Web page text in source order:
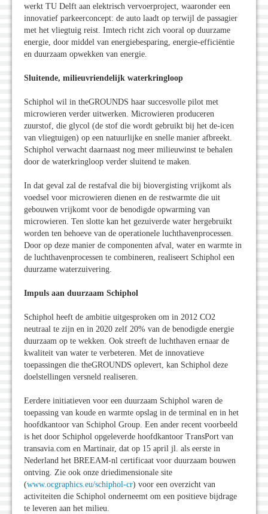
werkt TU Delft aan elektrisch vervoerproject, waaronder een
innovatief parkeerconcept: de auto laadt op terwijl de passagier
met het vliegtuig reist. Imtech richt zich vooral op duurzame
energie, door middel van energiebesparing, energie-efficiëntie
en duurzaam opwekken van energie.
Sluitende, milieuvriendelijk waterkringloop
Schiphol wil in theGROUNDS haar succesvolle pilot met
microwieren verder uitwerken. Microwieren produceren
zuurstof, die glycol (de stof die wordt gebruikt bij het de-icen
van vliegtuigen) op een natuurlijke en snelle manier afbreekt.
Schiphol verwacht daarnaast nog meer milieuwinst te behalen
door de waterkringloop verder sluitend te maken.
In dat geval zal de restafval die bij biovergisting vrijkomt als
voedsel voor microwieren dienen en de restwarmte die uit
gebouwen vrijkomt voor de benodigde opwarming van
microwieren. Ten slotte kan het gezuiverde water hergebruikt
worden ten behoeve van de operationele luchthavenprocessen.
Door op deze manier de componenten afval, water en warmte in
de luchthavenprocessen te combineren, realiseert Schiphol een
duurzame waterzuivering.
Impuls aan duurzaam Schiphol
Schiphol heeft de ambitie uitgesproken om in 2012 CO2
neutraal te zijn en in 2020 zelf 20% van de benodigde energie
duurzaam op te wekken. Ook streeft de luchthaven ernaar de
kwaliteit van water te verbeteren. Met de innovatieve
toepassingen die theGROUNDS oplevert, kan Schiphol deze
doelstellingen versneld realiseren.
Eerdere initiatieven voor een duurzaam Schiphol waren de
toepassing van koude en warmte opslag in de terminal en in het
hoofdkantoor van Schiphol Group. Een ander recent voorbeeld
is het door Schiphol opgeleverde hoofdkantoor TransPort van
transavia.com en Martinair, dat op 15 april jl. als eerste in
Nederland het BREEAM-nl certificaat voor duurzaam bouwen
ontving. Zie ook onze driedimensionale site
(www.ocgraphics.eu/schiphol-cr) voor een overzicht van
activiteiten die Schiphol onderneemt om een positieve bijdrage
te leveren aan het milieu.